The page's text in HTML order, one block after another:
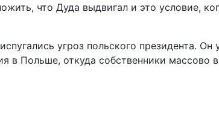
что Дуда выдвигал и это условие,
угроз польского президента.
в Польше, откуда собственники